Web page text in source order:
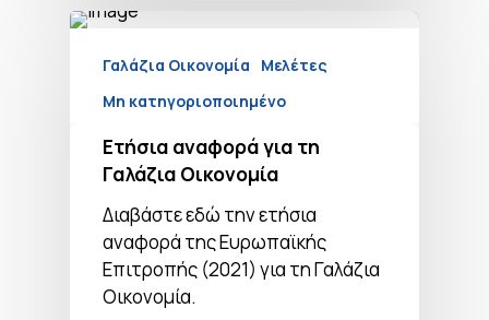
Γαλάζια Οικονομία
Μελέτες
Μη κατηγοριοποιημένο
Ετήσια αναφορά για τη
Γαλάζια Οικονομία
Διαβάστε εδώ την ετήσια
αναφορά της Ευρωπαϊκής
Επιτροπής (2021) για τη Γαλάζια
Οικονομία.